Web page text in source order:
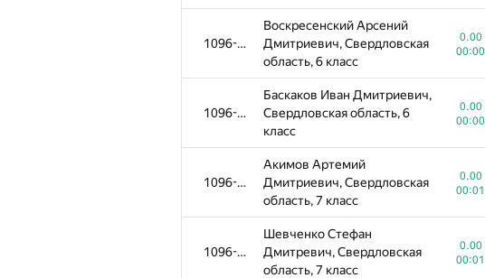
1096-1309
Воскресенский Арсений
Дмитриевич, Свердловская
область, 6 класс
0.00
00:00
1096-1309
Баскаков Иван Дмитриевич,
Свердловская область, 6
класс
0.00
00:00
1096-1309
Акимов Артемий
Дмитриевич, Свердловская
область, 7 класс
0.00
00:01
1096-1309
Шевченко Стефан
Дмитревич, Свердловская
область, 7 класс
0.00
00:01